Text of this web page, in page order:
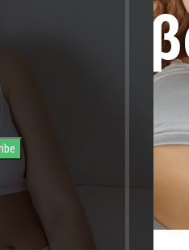
αναβατήρες”